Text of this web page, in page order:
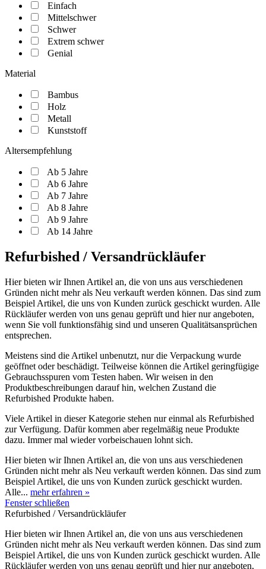
Einfach
Mittelschwer
Schwer
Extrem schwer
Genial
Material
Bambus
Holz
Metall
Kunststoff
Altersempfehlung
Ab 5 Jahre
Ab 6 Jahre
Ab 7 Jahre
Ab 8 Jahre
Ab 9 Jahre
Ab 14 Jahre
Refurbished / Versandrückläufer
Hier bieten wir Ihnen Artikel an, die von uns aus verschiedenen
Gründen nicht mehr als Neu verkauft werden können. Das sind zum
Beispiel Artikel, die uns von Kunden zurück geschickt wurden. Alle
Rückläufer werden von uns genau geprüft und hier nur angeboten,
wenn Sie voll funktionsfähig sind und unseren Qualitätsansprüchen
entsprechen.
Meistens sind die Artikel unbenutzt, nur die Verpackung wurde
geöffnet oder beschädigt. Teilweise können die Artikel geringfügige
Gebrauchsspuren vom Testen haben. Wir weisen in den
Produktbeschreibungen darauf hin, welchen Zustand die
Refurbished Produkte haben.
Viele Artikel in dieser Kategorie stehen nur einmal als Refurbished
zur Verfügung. Dafür kommen aber regelmäßig neue Produkte
dazu. Immer mal wieder vorbeischauen lohnt sich.
Hier bieten wir Ihnen Artikel an, die von uns aus verschiedenen
Gründen nicht mehr als Neu verkauft werden können. Das sind zum
Beispiel Artikel, die uns von Kunden zurück geschickt wurden.
Alle... mehr erfahren »
Fenster schließen
Refurbished / Versandrückläufer
Hier bieten wir Ihnen Artikel an, die von uns aus verschiedenen
Gründen nicht mehr als Neu verkauft werden können. Das sind zum
Beispiel Artikel, die uns von Kunden zurück geschickt wurden. Alle
Rückläufer werden von uns genau geprüft und hier nur angeboten,